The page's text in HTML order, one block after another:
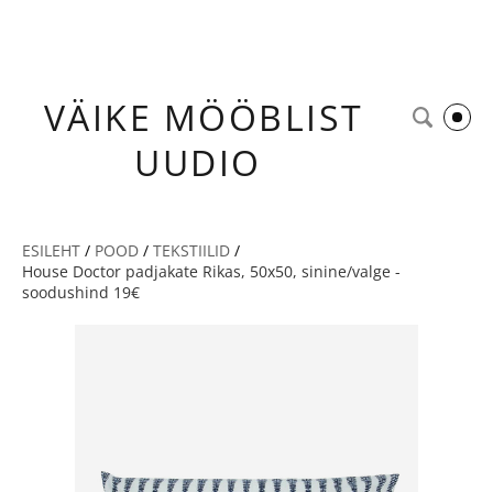
VÄIKE MÖÖBLIST
UUDIO
ESILEHT / POOD / TEKSTIILID /
House Doctor padjakate Rikas, 50x50, sinine/valge -
soodushind 19€